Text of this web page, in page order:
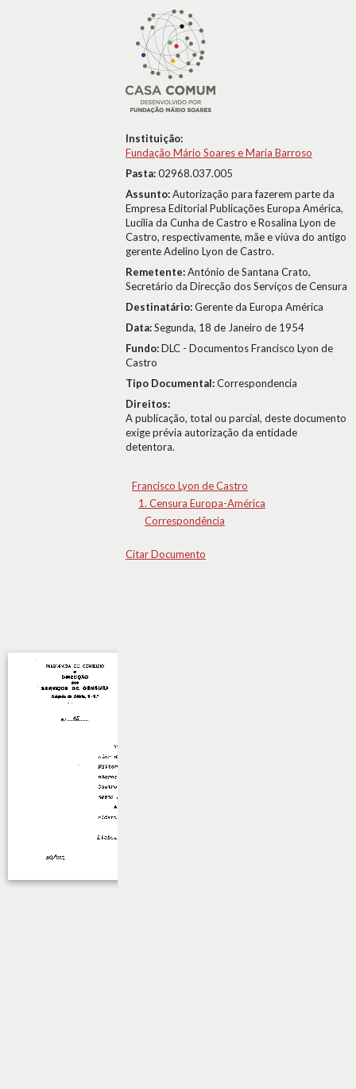
Instituição:
Fundação Mário Soares e Maria Barroso
Pasta:02968.037.005
Assunto:Autorização para fazerem parte da
Empresa Editorial Publicações Europa América,
Lucília da Cunha de Castro e Rosalina Lyon de
Castro, respectivamente, mãe e viúva do antigo
gerente Adelino Lyon de Castro.
Remetente:António de Santana Crato,
Secretário da Direcção dos Serviços de Censura
Destinatário:Gerente da Europa América
Data:Segunda, 18 de Janeiro de 1954
Fundo:DLC - Documentos Francisco Lyon de
Castro
Tipo Documental:Correspondencia
Direitos:
A publicação, total ou parcial, deste documento
exige prévia autorização da entidade
detentora.
Francisco Lyon de Castro
1. Censura Europa-América
Correspondência
Citar Documento